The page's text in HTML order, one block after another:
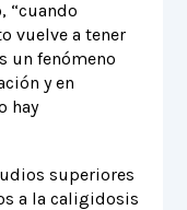
“cuando
vuelve a tener
un fenómeno
y en
hay
superiores
a la caligidosis